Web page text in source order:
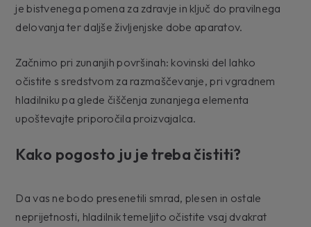
je bistvenega pomena za zdravje in ključ do pravilnega
delovanja ter daljše življenjske dobe aparatov.
Začnimo pri zunanjih površinah: kovinski del lahko
očistite s sredstvom za razmaščevanje, pri vgradnem
hladilniku pa glede čiščenja zunanjega elementa
upoštevajte priporočila proizvajalca.
Kako pogosto ju je treba čistiti?
Da vas ne bodo presenetili smrad, plesen in ostale
neprijetnosti, hladilnik temeljito očistite vsaj dvakrat